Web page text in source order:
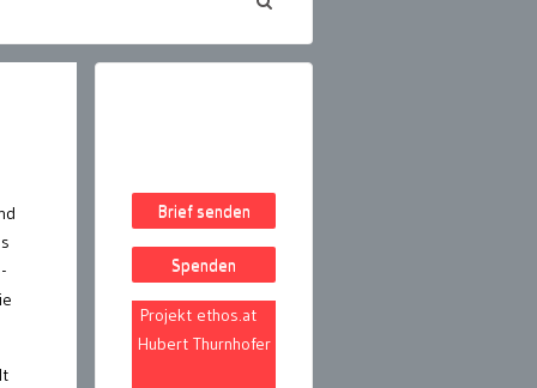
Brief senden
Spenden
Projekt ethos.at
Hubert Thurnhofer